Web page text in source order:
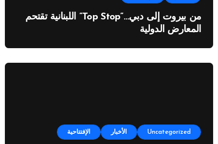
من بيروت إلى دبي…”Top Stop” اللبنانية تقتحم
المعارض الدولية
Uncategorized الأخبار الإفتتاحية